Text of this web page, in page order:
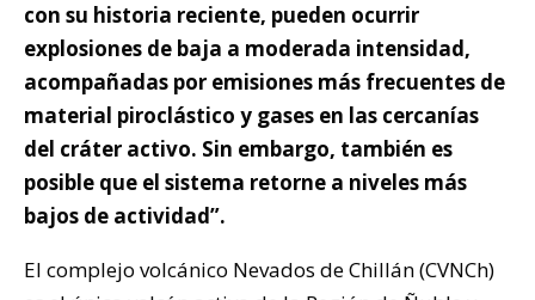
con su historia reciente, pueden ocurrir
explosiones de baja a moderada intensidad,
acompañadas por emisiones más frecuentes de
material piroclástico y gases en las cercanías
del cráter activo. Sin embargo, también es
posible que el sistema retorne a niveles más
bajos de actividad”.
El complejo volcánico Nevados de Chillán (CVNCh)